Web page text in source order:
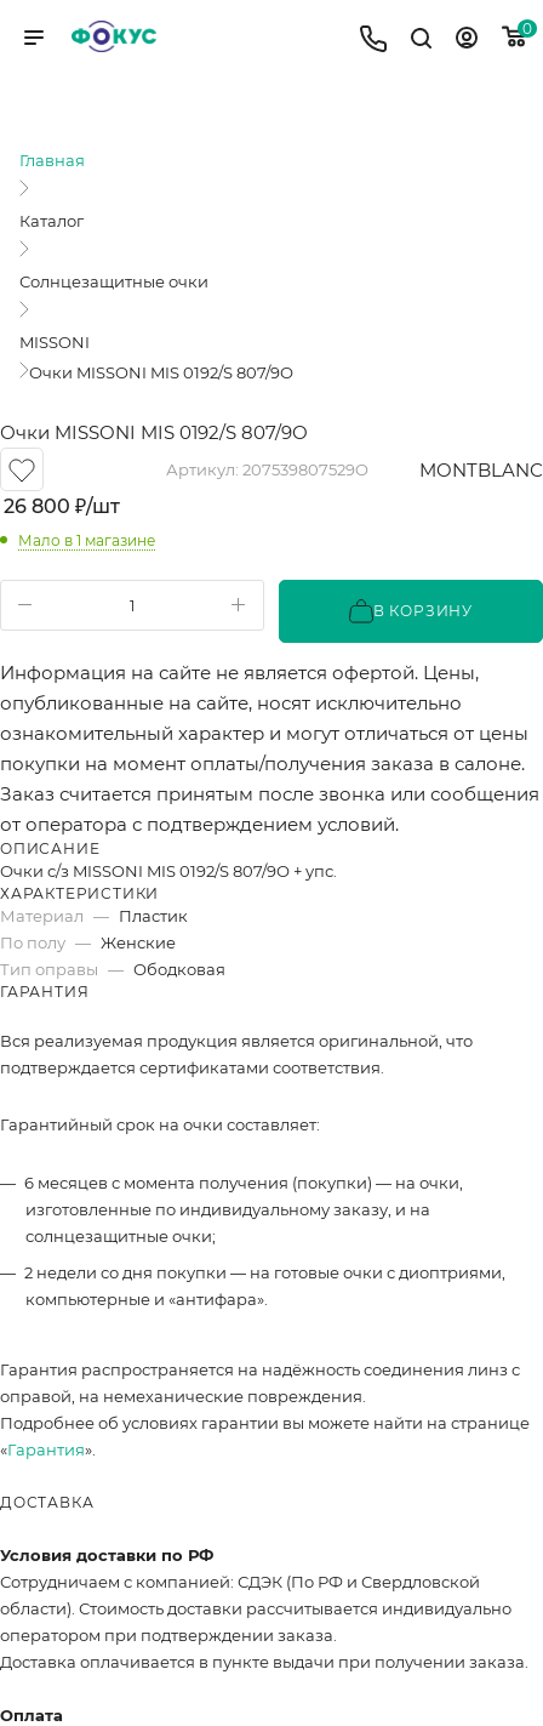
0
Главная
Каталог
Солнцезащитные очки
MISSONI
Очки MISSONI MIS 0192/S 807/9О
Очки MISSONI MIS 0192/S 807/9О
Артикул: 207539807529O
MONTBLANС
26 800 ₽/шт
Мало в 1 магазине
В КОРЗИНУ
Информация на сайте не является офертой. Цены,
опубликованные на сайте, носят исключительно
ознакомительный характер и могут отличаться от цены
покупки на момент оплаты/получения заказа в салоне.
Заказ считается принятым после звонка или сообщения
от оператора с подтверждением условий.
ОПИСАНИЕ
Очки с/з MISSONI MIS 0192/S 807/9О + упс.
ХАРАКТЕРИСТИКИ
Материал — Пластик
По полу — Женские
Тип оправы — Ободковая
ГАРАНТИЯ
Вся реализуемая продукция является оригинальной, что
подтверждается сертификатами соответствия.
Гарантийный срок на очки составляет:
6 месяцев с момента получения (покупки) — на очки,
изготовленные по индивидуальному заказу, и на
солнцезащитные очки;
2 недели со дня покупки — на готовые очки с диоптриями,
компьютерные и «антифара».
Гарантия распространяется на надёжность соединения линз с
оправой, на немеханические повреждения.
Подробнее об условиях гарантии вы можете найти на странице
«Гарантия».
ДОСТАВКА
Условия доставки по РФ
Сотрудничаем с компанией: СДЭК (По РФ и Свердловской
области). Стоимость доставки рассчитывается индивидуально
оператором при подтверждении заказа.
Доставка оплачивается в пункте выдачи при получении заказа.
Оплата